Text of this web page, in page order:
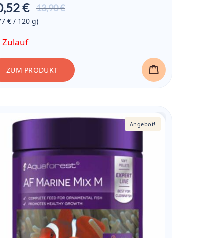
13,90 €
€
Aktueller
€ / 120 g)
Zulauf
ZUM PRODUKT
Angebot!